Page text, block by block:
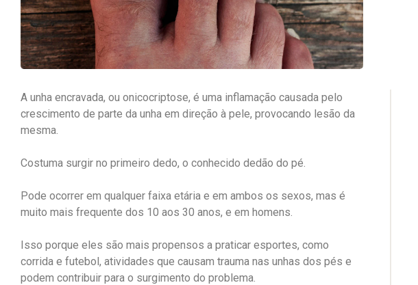
A unha encravada, ou onicocriptose, é uma inflamação causada pelo
crescimento de parte da unha em direção à pele, provocando lesão da
mesma.
Costuma surgir no primeiro dedo, o conhecido dedão do pé.
Pode ocorrer em qualquer faixa etária e em ambos os sexos, mas é
muito mais frequente dos 10 aos 30 anos, e em homens.
Isso porque eles são mais propensos a praticar esportes, como
corrida e futebol, atividades que causam trauma nas unhas dos pés e
podem contribuir para o surgimento do problema.